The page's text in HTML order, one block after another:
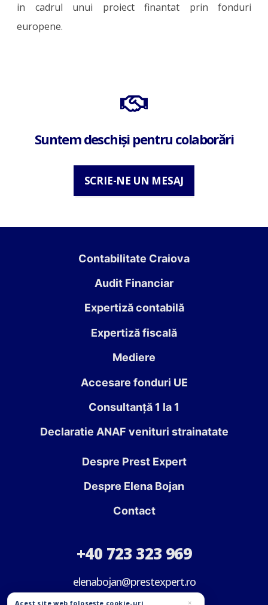
in cadrul unui proiect finantat prin fonduri
europene.
Suntem deschiși pentru colaborări
SCRIE-NE UN MESAJ
Contabilitate Craiova
Audit Financiar
Expertiză contabilă
Expertiză fiscală
Mediere
Accesare fonduri UE
Consultanță 1 la 1
Declaratie ANAF venituri strainatate
Despre Prest Expert
Despre Elena Bojan
Contact
+40 723 323 969
elenabojan@prestexpert.ro
×
Acest site web folosește cookie-uri